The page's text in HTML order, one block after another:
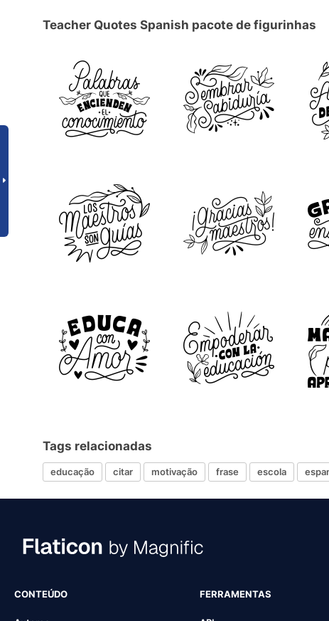
Teacher Quotes Spanish pacote de figurinhas
Tags relacionadas
educação citar motivação frase escola
CONTEÚDO FERRAMENTAS